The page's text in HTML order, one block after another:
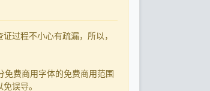
过程不小心有疏漏，所以，
费商用字体的免费商用范围
误导。